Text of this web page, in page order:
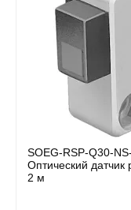
SOEG-RSP-Q30-
Оптический
2 м